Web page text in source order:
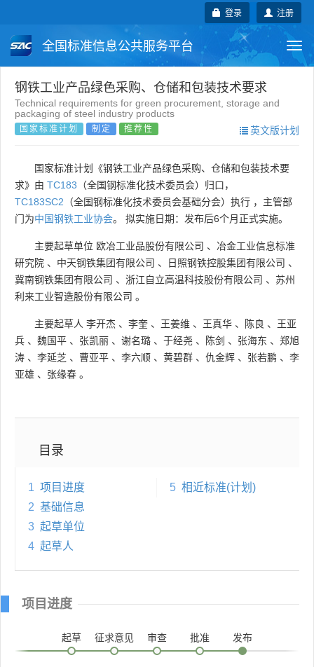
注册
登录
全国标准信息公共服务平台
国家标准 行业标准 地方标准
团体标准 企业标准
钢铁工业产品绿色采购、仓储和包装技术要求
Technical requirements for green procurement, storage and
packaging of steel industry products
国家标准计划 制定 推荐性 英文版计划
国家标准计划《钢铁工业产品绿色采购、仓储和包装技术要
求》由 TC183 （全国钢标准化技术委员会）归口，
TC183SC2 （全国钢标准化技术委员会基础分会）执行 ，主管部
门为中国钢铁工业协会。 拟实施日期：发布后6个月正式实施。
主要起草单位 欧冶工业品股份有限公司 、 冶金工业信息标准
研究院 、 中天钢铁集团有限公司 、 日照钢铁控股集团有限公司 、
冀南钢铁集团有限公司 、 浙江自立高温科技股份有限公司 、 苏州
利来工业智造股份有限公司 。
主要起草人 李开杰 、 李奎 、 王姜维 、 王真华 、 陈良 、 王亚
兵 、 魏国平 、 张凯丽 、 谢名璐 、 于经尧 、 陈剑 、 张海东 、 郑旭
涛 、 李延芝 、 曹亚平 、 李六顺 、 黄碧群 、 仇金辉 、 张若鹏 、 李
亚雄 、 张缘春 。
目录
1 项目进度
2 基础信息
3 起草单位
4 起草人
5 相近标准(计划)
项目进度
起草 征求意见 审查 批准 发布